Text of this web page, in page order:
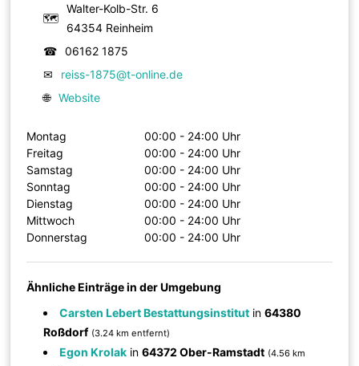
🗺
Walter-Kolb-Str. 6
64354 Reinheim
☎
06162 1875
✉
reiss-1875@t-online.de
🌐 Website
Montag
00:00 - 24:00 Uhr
Freitag
00:00 - 24:00 Uhr
Samstag
00:00 - 24:00 Uhr
Sonntag
00:00 - 24:00 Uhr
Dienstag
00:00 - 24:00 Uhr
Mittwoch
00:00 - 24:00 Uhr
Donnerstag
00:00 - 24:00 Uhr
Ähnliche Einträge in der Umgebung
Carsten Lebert Bestattungsinstitut in64380
Roßdorf (3.24 km entfernt)
Egon Krolak in64372 Ober-Ramstadt (4.56 km